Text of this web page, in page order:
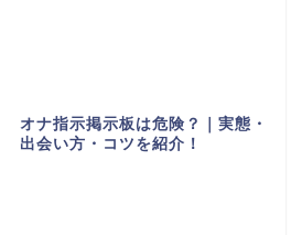
オナ指示掲示板は危険？｜実態・
出会い方・コツを紹介！